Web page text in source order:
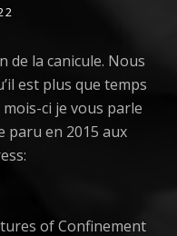
de la canicule. Nous
est plus que temps
mois-ci je vous parle
paru en 2015 aux
of Confinement